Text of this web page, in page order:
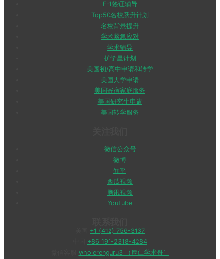
F-1签证辅导
Top50名校跃升计划
名校背景提升
学术紧急应对
学术辅导
护学星计划
美国初/高中申请和转学
美国大学申请
美国寄宿家庭服务
美国研究生申请
美国转学服务
微信公众号
微博
知乎
西瓜视频
腾讯视频
YouTube
+1 (412) 756-3137
+86 191-2318-4284
wholerenguru3 （厚仁学术哥）